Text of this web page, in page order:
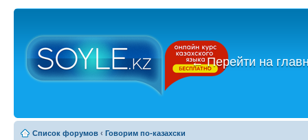
←Перейти на
Список форумов ‹ Говорим по-казахски